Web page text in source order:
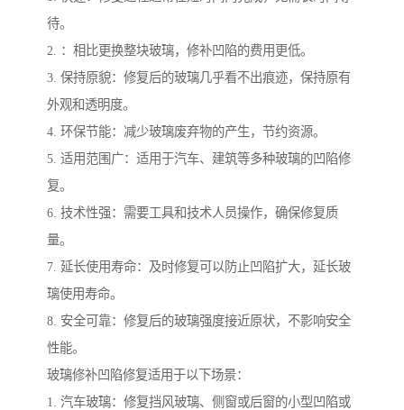
待。
2. ：相比更换整块玻璃，修补凹陷的费用更低。
3. 保持原貌：修复后的玻璃几乎看不出痕迹，保持原有
外观和透明度。
4. 环保节能：减少玻璃废弃物的产生，节约资源。
5. 适用范围广：适用于汽车、建筑等多种玻璃的凹陷修
复。
6. 技术性强：需要工具和技术人员操作，确保修复质
量。
7. 延长使用寿命：及时修复可以防止凹陷扩大，延长玻
璃使用寿命。
8. 安全可靠：修复后的玻璃强度接近原状，不影响安全
性能。
玻璃修补凹陷修复适用于以下场景：
1. 汽车玻璃：修复挡风玻璃、侧窗或后窗的小型凹陷或